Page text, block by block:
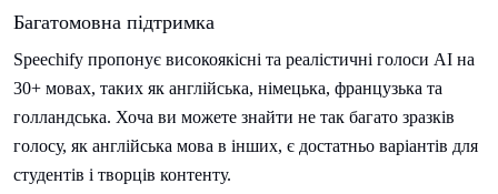
Багатомовна підтримка
Speechify пропонує високоякісні та реалістичні голоси AI на
30+ мовах, таких як англійська, німецька, французька та
голландська. Хоча ви можете знайти не так багато зразків
голосу, як англійська мова в інших, є достатньо варіантів для
студентів і творців контенту.